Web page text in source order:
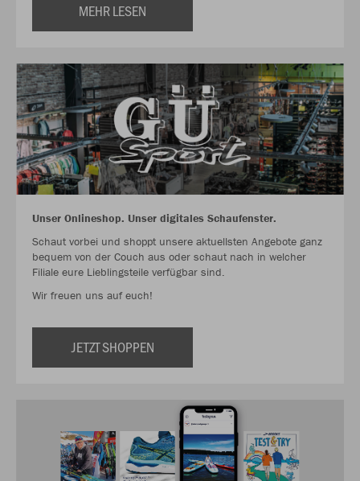
MEHR LESEN
Unser Onlineshop. Unser digitales Schaufenster.
Schaut vorbei und shoppt unsere aktuellsten Angebote ganz
bequem von der Couch aus oder schaut nach in welcher
Filiale eure Lieblingsteile verfügbar sind.
Wir freuen uns auf euch!
JETZT SHOPPEN